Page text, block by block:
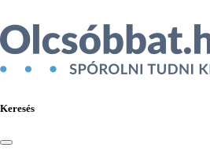
Keresés